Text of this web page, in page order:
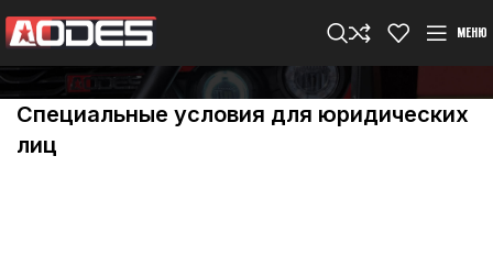
МЕНЮ
Специальные условия для юридических
лиц